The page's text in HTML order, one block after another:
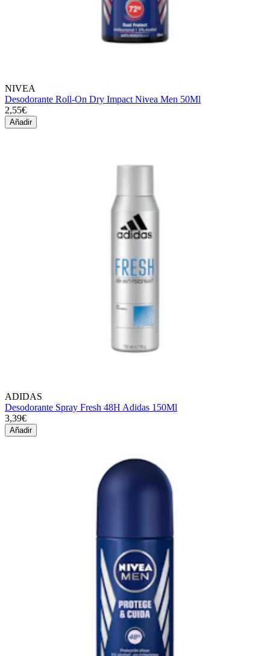
NIVEA
Desodorante Roll-On Dry Impact Nivea Men 50Ml
2,55€
Añadir
ADIDAS
Desodorante Spray Fresh 48H Adidas 150Ml
3,39€
Añadir